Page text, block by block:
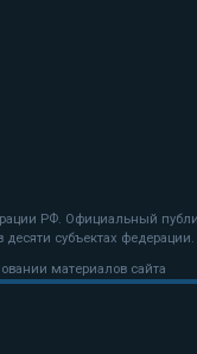
РФ. Официальный
субъектах федерации.
материалов сайта